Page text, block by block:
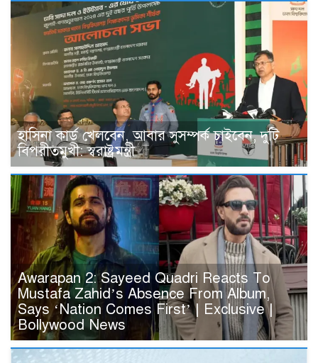
হাসিনা কার্ড খেলবেন, আবার সুসম্পর্ক চাইবেন, দুটি
বিপরীতমুখী: স্বরাষ্ট্রমন্ত্রী
Awarapan 2: Sayeed Quadri Reacts To
Mustafa Zahid’s Absence From Album,
Says ‘Nation Comes First’ | Exclusive |
Bollywood News